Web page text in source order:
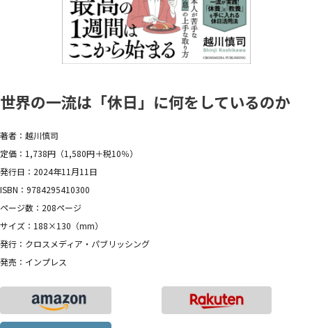
世界の一流は「休日」に何をしているのか
著者：越川慎司
定価：1,738円（1,580円＋税10％）
発行日：2024年11月11日
ISBN：9784295410300
ページ数：208ページ
サイズ：188×130（mm）
発行：クロスメディア・パブリッシング
発売：インプレス